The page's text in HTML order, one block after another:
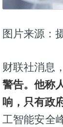
图片来源：
财联社消息
警告。他称
响，只有政
工智能安全